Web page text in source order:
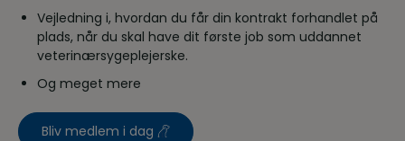
Vejledning i, hvordan du får din kontrakt forhandlet på
plads, når du skal have dit første job som uddannet
veterinærsygeplejerske.
Og meget mere
Bliv medlem i dag